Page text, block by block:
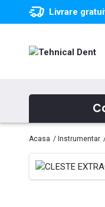
Livrare
Acasa Instrumentar